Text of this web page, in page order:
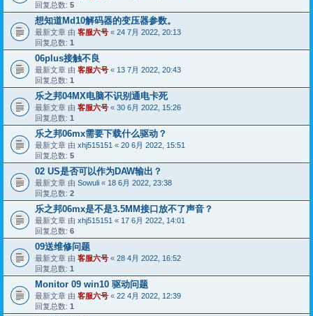
回复总数: 5
想知道Md10解码器的变压器参数。
最新文章 由 客服六号 « 24 7月 2022, 20:13
回复总数: 1
06plus接触不良
最新文章 由 客服六号 « 13 7月 2022, 20:43
回复总数: 1
乐之邦04MX电脑不识别通电卡死
最新文章 由 客服六号 « 30 6月 2022, 15:26
回复总数: 1
乐之邦06mx需要下载什么驱动？
最新文章 由 xhj515151 « 20 6月 2022, 15:51
回复总数: 5
02 US是否可以作为DAW输出？
最新文章 由 Sowuli « 18 6月 2022, 23:38
回复总数: 2
乐之邦06mx是不是3.5MM接口放不了声音？
最新文章 由 xhj515151 « 17 6月 2022, 14:01
回复总数: 6
09送维修问题
最新文章 由 客服六号 « 28 4月 2022, 16:52
回复总数: 1
Monitor 09 win10 驱动问题
最新文章 由 客服六号 « 22 4月 2022, 12:39
回复总数: 1